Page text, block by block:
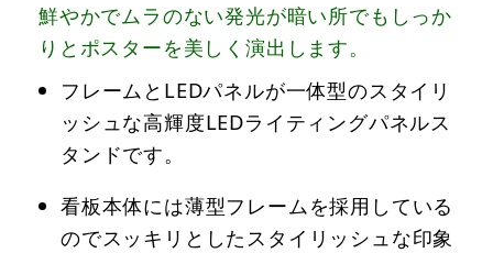
鮮やかでムラのない発光が暗い所でもしっか
りとポスターを美しく演出します。
フレームとLEDパネルが一体型のスタイリ
ッシュな高輝度LEDライティングパネルス
タンドです。
看板本体には薄型フレームを採用している
のでスッキリとしたスタイリッシュな印象